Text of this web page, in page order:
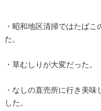
・昭和地区清掃ではたば
た。
・草むしりが大変だった。
・なしの直売所に行き美
した。